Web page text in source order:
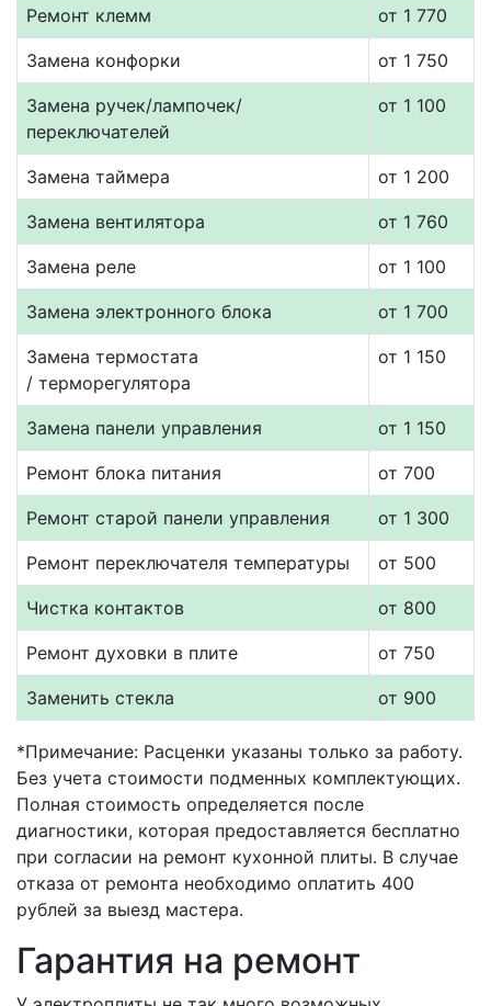
Ремонт клемм от 1 770
Замена конфорки от 1 750
Замена ручек/лампочек/
переключателей
от 1 100
Замена таймера от 1 200
Замена вентилятора от 1 760
Замена реле от 1 100
Замена электронного блока от 1 700
Замена термостата
/ терморегулятора
от 1 150
Замена панели управления от 1 150
Ремонт блока питания от 700
Ремонт старой панели управления от 1 300
Ремонт переключателя температуры от 500
Чистка контактов от 800
Ремонт духовки в плите от 750
Заменить стекла от 900
*Примечание: Расценки указаны только за работу.
Без учета стоимости подменных комплектующих.
Полная стоимость определяется после
диагностики, которая предоставляется бесплатно
при согласии на ремонт кухонной плиты. В случае
отказа от ремонта необходимо оплатить 400
рублей за выезд мастера.
Гарантия на ремонт